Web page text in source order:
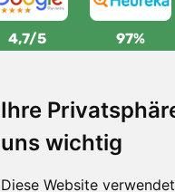
Ihre
uns wichtig
Diese Website
4,7/5 97%
Tag und kostenlos
für Bestellungen über
Umtausch und